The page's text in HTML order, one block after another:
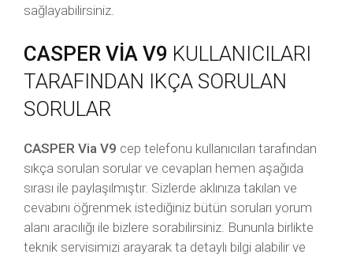
sağlayabilirsiniz.
CASPER VİA V9 KULLANICILARI
TARAFINDAN IKÇA SORULAN
SORULAR
CASPER Via V9 cep telefonu kullanıcıları tarafından
sıkça sorulan sorular ve cevapları hemen aşağıda
sırası ile paylaşılmıştır. Sizlerde aklınıza takılan ve
cevabını öğrenmek istediğiniz bütün soruları yorum
alanı aracılığı ile bizlere sorabilirsiniz. Bununla birlikte
teknik servisimizi arayarak ta detaylı bilgi alabilir ve